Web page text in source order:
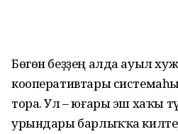
Бөгөн беҙҙең алда ауыл
кооперативтары
тора. Ул – юғары эш хаҡы
урындары бар­лыҡҡа